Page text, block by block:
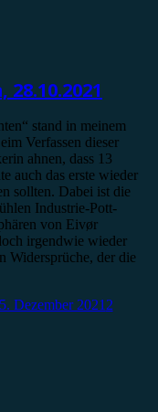
stand in meinem
Verfassen dieser
ahnen, dass 13
auch das erste wieder
sollten. Dabei ist die
Industrie-Pott-
von Eivør
irgendwie wieder
Widersprüche, der die
Dezember 2021 2